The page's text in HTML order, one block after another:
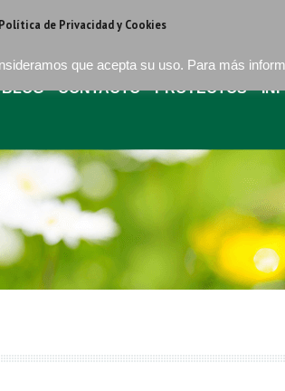
BLOG CONTACTO PROYECTOS
Política de Privacidad y Cookies
que acepta su uso. Para más